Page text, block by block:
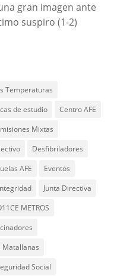
gran imagen ante
suspiro (1-2)
Temperaturas
de estudio
Centro AFE
Mixtas
Desfibriladores
AFE
Eventos
Junta Directiva
METROS
Matallanas
Social